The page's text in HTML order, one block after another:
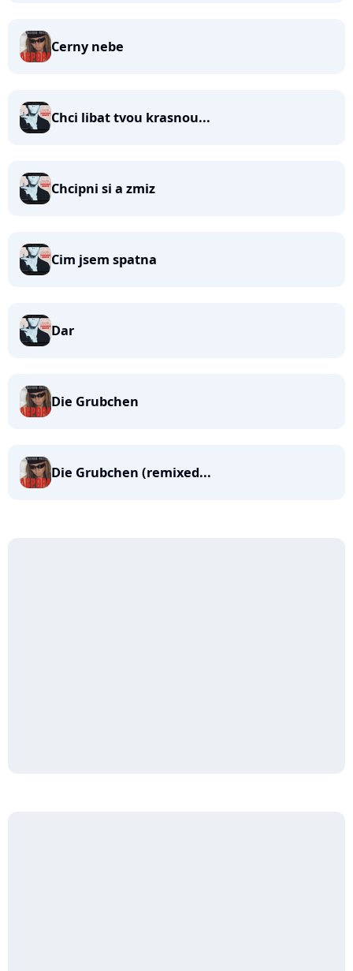
Cerny nebe
Chci libat tvou krasnou...
Chcipni si a zmiz
Cim jsem spatna
Dar
Die Grubchen
Die Grubchen (remixed...